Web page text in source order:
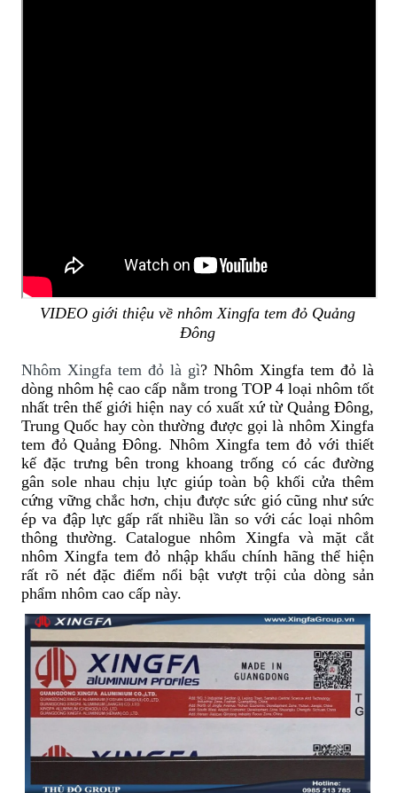
VIDEO giới thiệu về nhôm Xingfa tem đỏ Quảng
Đông
Nhôm Xingfa tem đỏ là gì? Nhôm Xingfa tem đỏ là
dòng nhôm hệ cao cấp nằm trong TOP 4 loại nhôm tốt
nhất trên thế giới hiện nay có xuất xứ từ Quảng Đông,
Trung Quốc hay còn thường được gọi là nhôm Xingfa
tem đỏ Quảng Đông. Nhôm Xingfa tem đỏ với thiết
kế đặc trưng bên trong khoang trống có các đường
gân sole nhau chịu lực giúp toàn bộ khối cửa thêm
cứng vững chắc hơn, chịu được sức gió cũng như sức
ép va đập lực gấp rất nhiều lần so với các loại nhôm
thông thường. Catalogue nhôm Xingfa và mặt cắt
nhôm Xingfa tem đỏ nhập khẩu chính hãng thể hiện
rất rõ nét đặc điểm nổi bật vượt trội của dòng sản
phẩm nhôm cao cấp này.